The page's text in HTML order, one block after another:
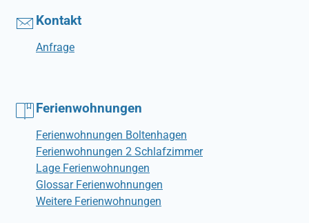
Kontakt
Anfrage
Ferienwohnungen
Ferienwohnungen Boltenhagen
Ferienwohnungen 2 Schlafzimmer
Lage Ferienwohnungen
Glossar Ferienwohnungen
Weitere Ferienwohnungen